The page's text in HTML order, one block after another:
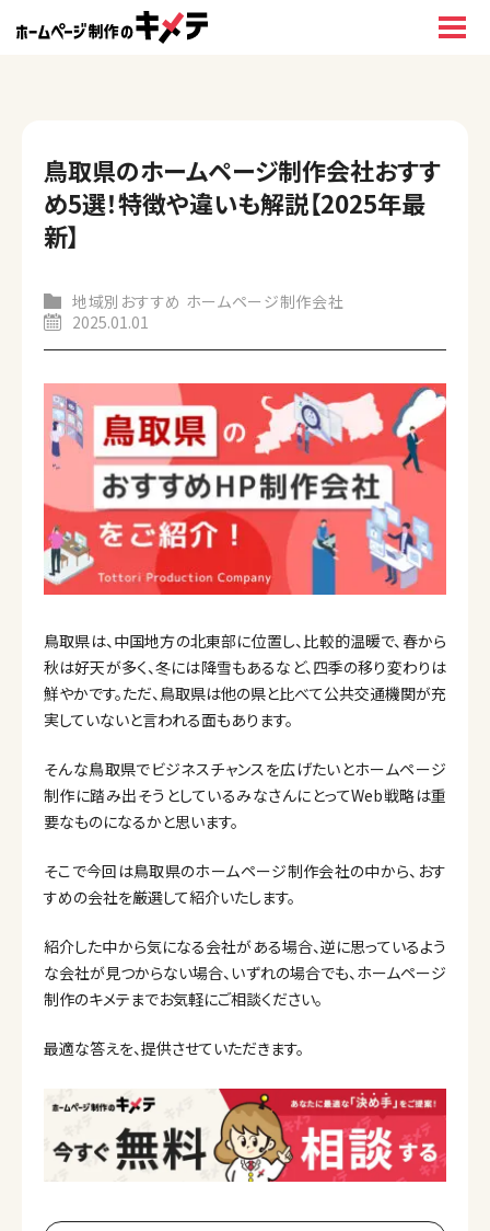
鳥取県のホームページ制作会社おすす
め5選！特徴や違いも解説【2025年最
新】
地域別おすすめ ホームページ制作会社
2025.01.01
鳥取県は、中国地方の北東部に位置し、比較的温暖で、春から
秋は好天が多く、冬には降雪もあるなど、四季の移り変わりは
鮮やかです。ただ、鳥取県は他の県と比べて公共交通機関が充
実していないと言われる面もあります。
そんな鳥取県でビジネスチャンスを広げたいとホームページ
制作に踏み出そうとしているみなさんにとってWeb戦略は重
要なものになるかと思います。
そこで今回は鳥取県のホームページ制作会社の中から、おす
すめの会社を厳選して紹介いたします。
紹介した中から気になる会社がある場合、逆に思っているよう
な会社が見つからない場合、いずれの場合でも、ホームページ
制作のキメテまでお気軽にご相談ください。
最適な答えを、提供させていただきます。